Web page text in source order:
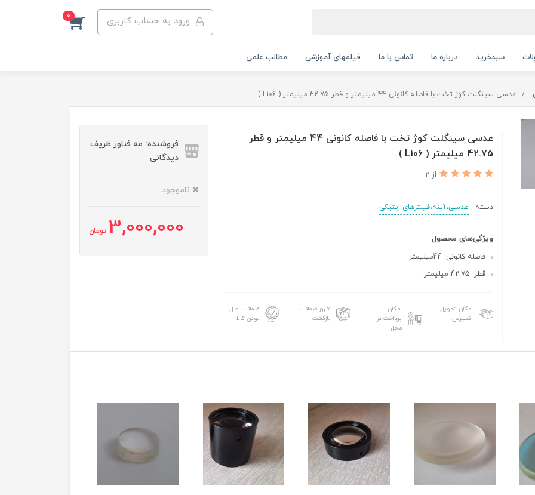
ورود به حساب کاربری 0
سبدخرید درباره ما تماس با ما فیلمهای آموزشی مطالب علمی
عدسی سینگلت کوژ تخت با فاصله کانونی 44 میلیمتر و قطر 42.75 میلیمتر ( L106 )
عدسی سینگلت کوژ تخت با فاصله کانونی 44 میلیمتر و قطر
42.75 میلیمتر ( L106 )
از 2
دسته : عدسی،آینه،فیلترهای اپتیکی
ویژگی‌های محصول
فاصله کانونی: 44میلیمتر
قطر: 42.75 میلیمتر
امکان تحویل
اکسپرس
امکان
پرداخت در
محل
۷ روز ضمانت
بازگشت
ضمانت اصل
بودن کالا
فروشنده: مه فناور ظریف
دیدگانی
ناموجود
3,000,000 تومان